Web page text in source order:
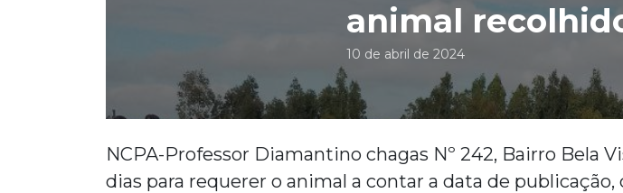
animal
10 de abril de 2024
NCPA-Professor Diamantino chagas Nº 242, Bairro Bela
dias para requerer o animal a contar a data de